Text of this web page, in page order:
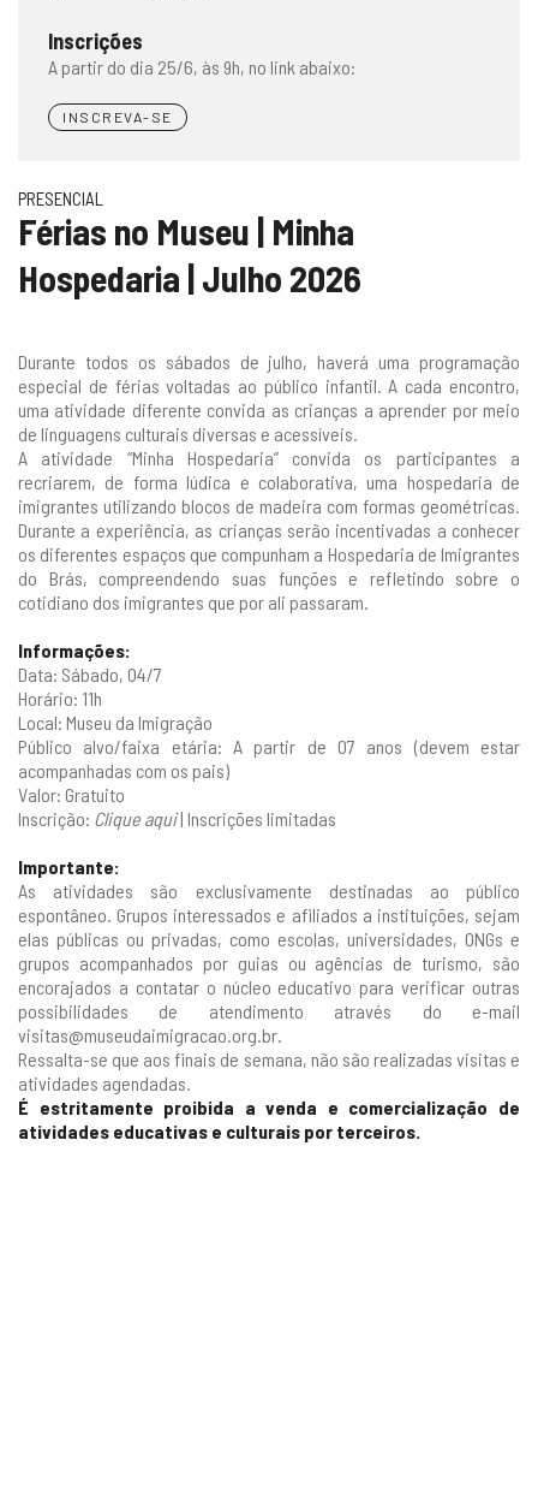
Inscrições
A partir do dia 25/6, às 9h, no link abaixo:
INSCREVA-SE
PRESENCIAL
Férias no Museu | Minha
Hospedaria | Julho 2026
Durante todos os sábados de julho, haverá uma programação
especial de férias voltadas ao público infantil. A cada encontro,
uma atividade diferente convida as crianças a aprender por meio
de linguagens culturais diversas e acessíveis.
A atividade “Minha Hospedaria” convida os participantes a
recriarem, de forma lúdica e colaborativa, uma hospedaria de
imigrantes utilizando blocos de madeira com formas geométricas.
Durante a experiência, as crianças serão incentivadas a conhecer
os diferentes espaços que compunham a Hospedaria de Imigrantes
do Brás, compreendendo suas funções e refletindo sobre o
cotidiano dos imigrantes que por ali passaram.
Informações:
Data: Sábado, 04/7
Horário: 11h
Local: Museu da Imigração
Público alvo/faixa etária: A partir de 07 anos (devem estar
acompanhadas com os pais)
Valor: Gratuito
Inscrição: Clique aqui| Inscrições limitadas
Importante:
As atividades são exclusivamente destinadas ao público
espontâneo. Grupos interessados e afiliados a instituições, sejam
elas públicas ou privadas, como escolas, universidades, ONGs e
grupos acompanhados por guias ou agências de turismo, são
encorajados a contatar o núcleo educativo para verificar outras
possibilidades de atendimento através do e-mail
visitas@museudaimigracao.org.br.
Ressalta-se que aos finais de semana, não são realizadas visitas e
atividades agendadas.
É estritamente proibida a venda e comercialização de
atividades educativas e culturais por terceiros.